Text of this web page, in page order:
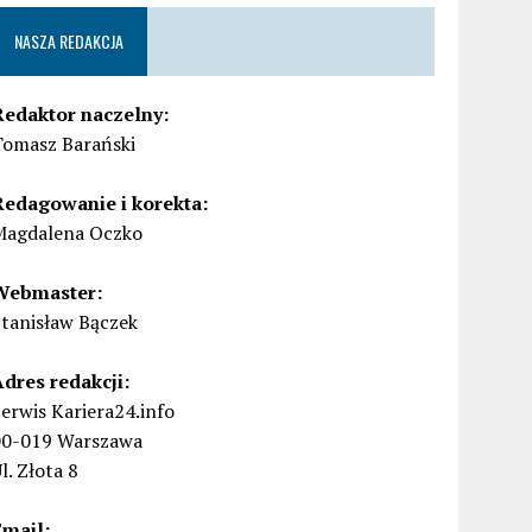
NASZA REDAKCJA
naczelny:
Barański
i korekta:
Oczko
Bączek
redakcji:
Kariera24.info
019 Warszawa
Złota 8